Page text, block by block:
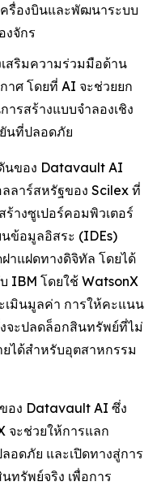
ครื่องบินและพัฒนาระบบ
งจักร
เสริมความร่วมมือด้าน
ศ โดยที่ AI จะช่วยยก
รสร้างแบบจำลองเชิง
นที่ปลอดภัย
นของ Datavault AI
ลาร์สหรัฐของ Scilex ที่
างซูเปอร์คอมพิวเตอร์
ข้อมูลอิสระ (IDEs)
าแฝดทางดิจิทัล โดยได้
IBM โดยใช้ WatsonX
เมินมูลค่า การให้คะแนน
จะปลดล็อกสินทรัพย์ที่ไม่
ยได้สำหรับอุตสาหกรรม
อง Datavault AI ซึ่ง
จะช่วยให้การแลก
อดภัย และเปิดทางสู่การ
ทรัพย์จริง เพื่อการ